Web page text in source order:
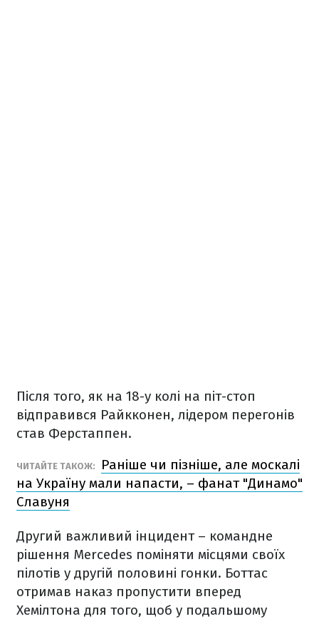
Після того, як на 18-у колі на піт-стоп
відправився Райкконен, лідером перегонів
став Ферстаппен.
ЧИТАЙТЕ ТАКОЖ:
Раніше чи пізніше, але москалі
на Україну мали напасти, – фанат "Динамо"
Славуня
Другий важливий інцидент – командне
рішення Mercedes поміняти місцями своїх
пілотів у другій половині гонки. Боттас
отримав наказ пропустити вперед
Хемілтона для того, щоб у подальшому